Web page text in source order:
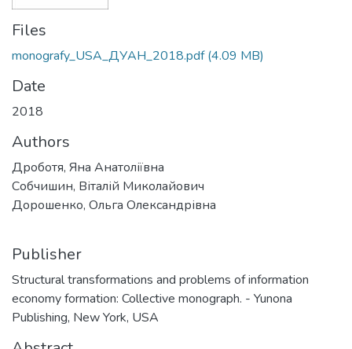
Files
monografy_USA_ДУАН_2018.pdf(4.09 MB)
Date
2018
Authors
Дроботя, Яна Анатоліївна
Собчишин, Віталій Миколайович
Дорошенко, Ольга Олександрівна
Publisher
Structural transformations and problems of information
economy formation: Collective monograph. - Yunona
Publishing, New York, USA